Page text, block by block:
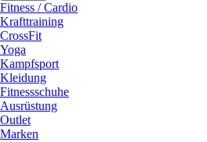
Fitness / Cardio
Krafttraining
CrossFit
Yoga
Kampfsport
Kleidung
Fitnessschuhe
Ausrüstung
Outlet
Marken